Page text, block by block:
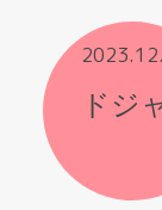
ドジ